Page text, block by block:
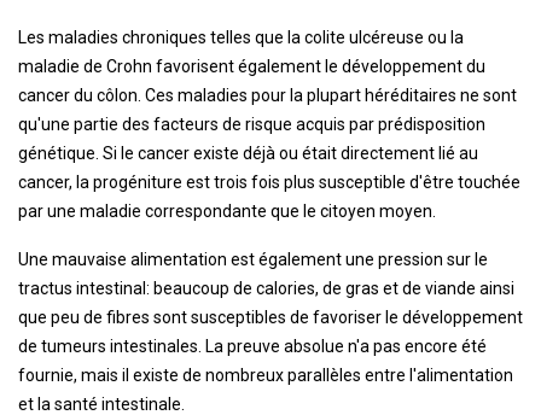
Les maladies chroniques telles que la colite ulcéreuse ou la
maladie de Crohn favorisent également le développement du
cancer du côlon. Ces maladies pour la plupart héréditaires ne sont
qu'une partie des facteurs de risque acquis par prédisposition
génétique. Si le cancer existe déjà ou était directement lié au
cancer, la progéniture est trois fois plus susceptible d'être touchée
par une maladie correspondante que le citoyen moyen.
Une mauvaise alimentation est également une pression sur le
tractus intestinal: beaucoup de calories, de gras et de viande ainsi
que peu de fibres sont susceptibles de favoriser le développement
de tumeurs intestinales. La preuve absolue n'a pas encore été
fournie, mais il existe de nombreux parallèles entre l'alimentation
et la santé intestinale.